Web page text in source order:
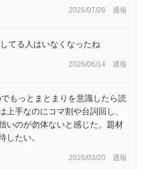
2026/07/26 通報
てる人はいなくなったね
2026/06/14 通報
もっとまとまりを意識したら読
上手なのにコマ割や台詞回し、
いのが勿体ないと感じた。題材
したい。
2026/03/20 通報